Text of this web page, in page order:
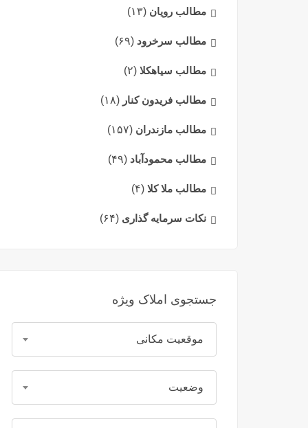
مطالب رویان (۱۳)
مطالب سرخرود (۶۹)
مطالب سیاهکلا (۲)
مطالب فریدون کنار (۱۸)
مطالب مازندران (۱۵۷)
مطالب محمودآباد (۴۹)
مطالب ملا کلا (۴)
نکات سرمایه گذاری (۶۴)
جستجوی املاک ویژه
موقعیت مکانی
وضعیت